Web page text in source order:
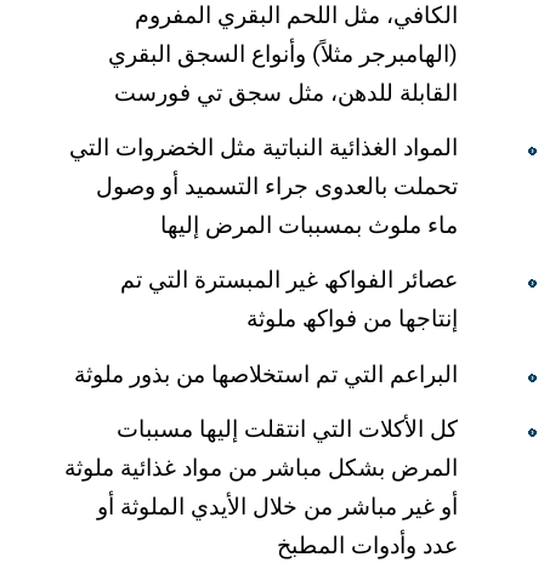
الكافي، مثل اللحم البقري المفروم
(الھامبرجر مثلاً) وأنواع السجق البقري
القابلة للدھن، مثل سجق تي فورست
المواد الغذائیة النباتیة مثل الخضروات التي
تحملت بالعدوى جراء التسمید أو وصول
ماء ملوث بمسببات المرض إلیھا
عصائر الفواكھ غیر المبسترة التي تم
إنتاجھا من فواكھ ملوثة
البراعم التي تم استخلاصھا من بذور ملوثة
كل الأكلات التي انتقلت إلیھا مسببات
المرض بشكل مباشر من مواد غذائیة ملوثة
أو غیر مباشر من خلال الأیدي الملوثة أو
عدد وأدوات المطبخ